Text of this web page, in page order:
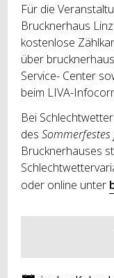
Für die
Brucknerhaus
kostenlose
über
Service- Center
beim LIVA-
Bei
des
Brucknerhauses
oder online unter